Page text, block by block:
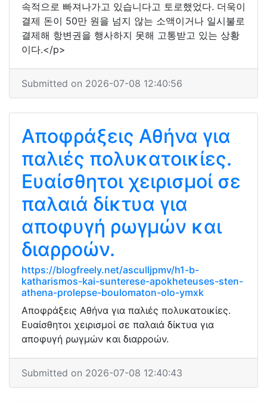
속적으로 빠져나가고 있습니다고 토로했었다. 더욱이
결제 돈이 50만 원을 넘지 않는 소액이거나 일시불로
결제해 항변권을 행사하지 못해 고통받고 있는 상황
이다.</p>
Submitted on 2026-07-08 12:40:56
Αποφράξεις Αθήνα για
παλιές πολυκατοικίες.
Ευαίσθητοι χειρισμοί σε
παλαιά δίκτυα για
αποφυγή ρωγμών και
διαρροών.
https://blogfreely.net/asculljpmv/h1-b-
katharismos-kai-sunterese-apokheteuses-sten-
athena-prolepse-boulomaton-olo-ymxk
Αποφράξεις Αθήνα για παλιές πολυκατοικίες.
Ευαίσθητοι χειρισμοί σε παλαιά δίκτυα για
αποφυγή ρωγμών και διαρροών.
Submitted on 2026-07-08 12:40:43